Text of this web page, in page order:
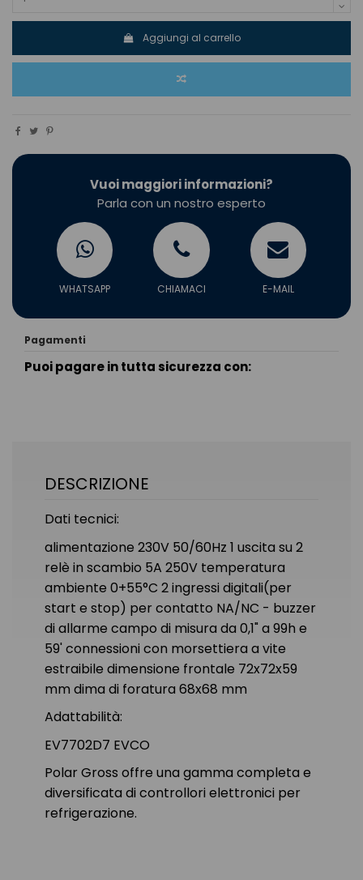
Aggiungi al carrello
Vuoi maggiori informazioni?
Parla con un nostro esperto
WHATSAPP CHIAMACI E-MAIL
Pagamenti
Puoi pagare in tutta sicurezza con:
DESCRIZIONE
Dati tecnici:
alimentazione 230V 50/60Hz 1 uscita su 2
relè in scambio 5A 250V temperatura
ambiente 0+55°C 2 ingressi digitali(per
start e stop) per contatto NA/NC - buzzer
di allarme campo di misura da 0,1" a 99h e
59' connessioni con morsettiera a vite
estraibile dimensione frontale 72x72x59
mm dima di foratura 68x68 mm
Adattabilità:
EV7702D7 EVCO
Polar Gross offre una gamma completa e
diversificata di controllori elettronici per
refrigerazione.